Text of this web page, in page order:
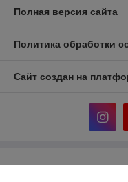
Полная версия сайта
Политика обработки
Сайт создан на
Информация для